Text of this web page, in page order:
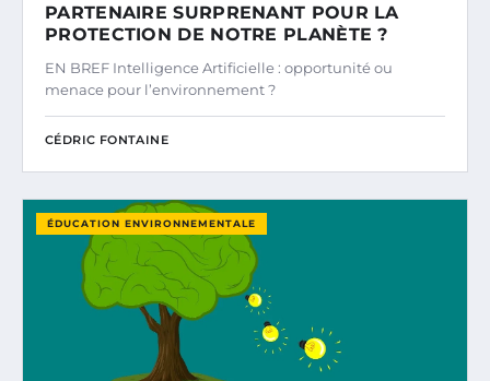
PARTENAIRE SURPRENANT POUR LA
PROTECTION DE NOTRE PLANÈTE ?
EN BREF Intelligence Artificielle : opportunité ou
menace pour l’environnement ?
CÉDRIC FONTAINE
ÉDUCATION ENVIRONNEMENTALE